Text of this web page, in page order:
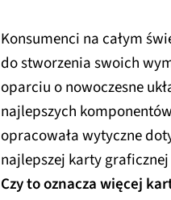
Konsumenci na całym
do stworzenia swoich
oparciu o nowoczesne
najlepszych
opracowała wytyczne
najlepszej karty
Czy to oznacza więcej